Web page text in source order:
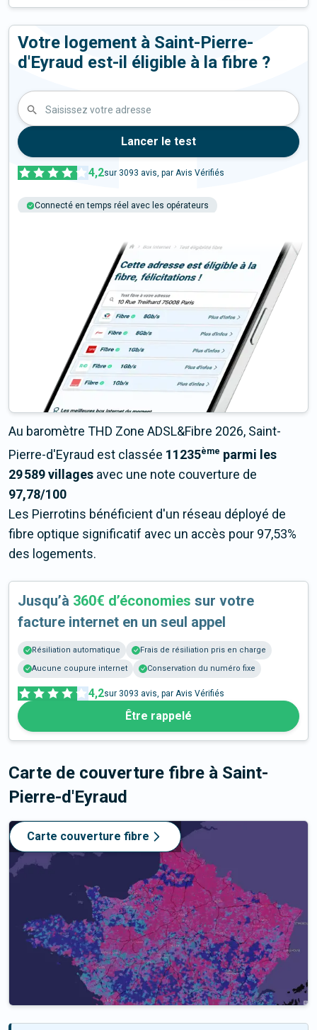
Votre logement à Saint-Pierre-
d'Eyraud est-il éligible à la fibre ?
Saisissez votre adresse
Lancer le test
4,2sur 3093 avis, par Avis Vérifiés
Connecté en temps réel avec les opérateurs
Au baromètre THD Zone ADSL&Fibre 2026, Saint-
Pierre-d'Eyraud est classée 11235ème parmi les
29 589 villages avec une note couverture de
97,78/100
Les Pierrotins bénéficient d'un réseau déployé de
fibre optique significatif avec un accès pour 97,53%
des logements.
Jusqu’à 360€ d’économies sur votre
facture internet en un seul appel
Résiliation automatique
Frais de résiliation pris en charge
Aucune coupure internet
Conservation du numéro fixe
4,2sur 3093 avis, par Avis Vérifiés
Être rappelé
Carte de couverture fibre à Saint-
Pierre-d'Eyraud
Carte couverture fibre